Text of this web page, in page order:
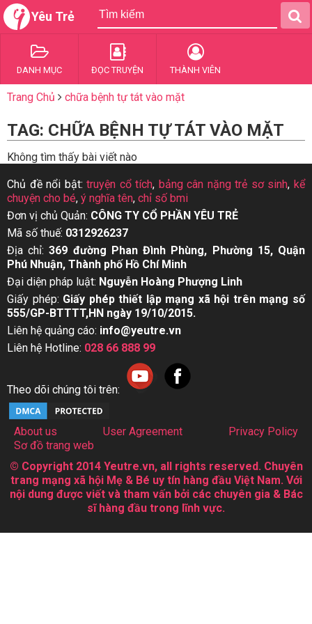
Yêu Trẻ
DANH MỤC ĐỌC TRUYỆN THÀNH VIÊN
Trang Chủ chữa bệnh tự tát vào mặt
TAG: CHỮA BỆNH TỰ TÁT VÀO MẶT
Không tìm thấy bài viết nào
Chủ đề nổi bật:truyện cổ tích, bảng cân nặng trẻ sơ sinh,kể
chuyện cho bé, ý nghĩa tên, chỉ số bmi
Đơn vị chủ Quản: CÔNG TY CỔ PHẦN YÊU TRẺ
Mã số thuế: 0312926237
Địa chỉ:369 đường Phan Đình Phùng, Phường 15, Quận
Phú Nhuận, Thành phố Hồ Chí Minh
Đại diện pháp luật: Nguyễn Hoàng Phượng Linh
Giấy phép: Giấy phép thiết lập mạng xã hội trên mạng số
555/GP-BTTTT,HN ngày 19/10/2015.
Liên hệ quảng cáo: info@yeutre.vn
Liên hệ Hotline: 028 66 888 99
Theo dõi chúng tôi trên:
About us User Agreement
Privacy Policy
Sơ đồ trang web
© Copyright 2014 Yeutre.vn, all rights reserved. Chuyên
trang mạng xã hội Mẹ & Bé uy tín hàng đầu Việt Nam. Với
nội dung được viết và tham vấn bởi các chuyên gia & Bác
sĩ hàng đầu trong lĩnh vực.